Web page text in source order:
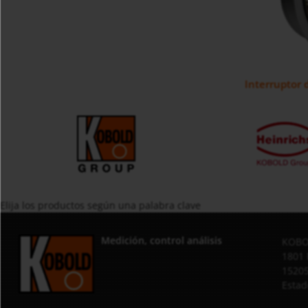
Interruptor
Elija los productos según una palabra clave
Medición, control análisis